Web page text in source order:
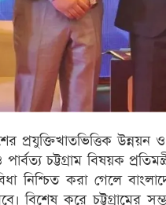
প্রযুক্তিখাতভিত্তিক
চট্টগ্রাম বিষয়ক
নিশ্চিত করা গেলে
বিশেষ করে চট্টগ্রামের